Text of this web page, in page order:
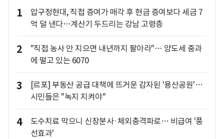
1
압구정현대, 직접 증여가 매각 후 현금 증여보다 세금 7
억 덜 낸다…계산기 두드리는 강남 고령층
2
"직접 농사 안 지으면 내년까지 팔아라"… 양도세 중과
에 떨고 있는 6070
3
[르포] 부동산 공급 대책에 뜨거운 감자된 '용산공원'…
시민들은 "녹지 지켜야"
4
도수치료 막으니 신장분사·체외충격파로… 비급여 '풍
선효과'